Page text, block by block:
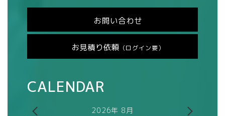
お問い合わせ
お見積り依頼 （ログイン要）
CALENDAR
2026年 8月